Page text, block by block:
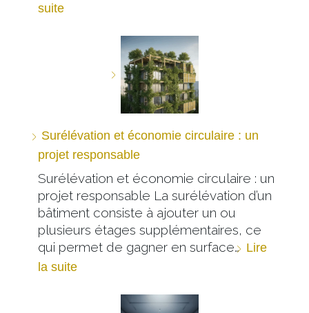
suite
Surélévation et économie circulaire : un
projet responsable
Surélévation et économie circulaire : un
projet responsable La surélévation d’un
bâtiment consiste à ajouter un ou
plusieurs étages supplémentaires, ce
qui permet de gagner en surface… Lire
la suite